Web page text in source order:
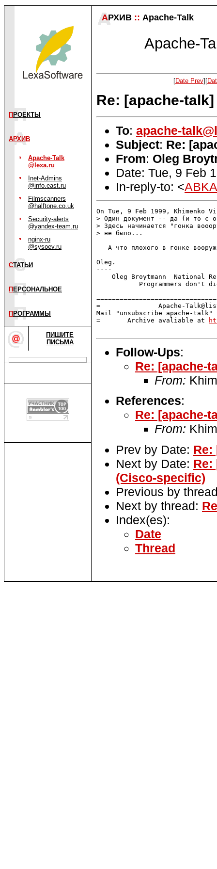
П РОЕКТЫ
АРХИВ
Apache-Talk
@lexa.ru
Inet-Admins
@info.east.ru
Filmscanners
@halftone.co.uk
Security-alerts
@yandex-team.ru
nginx-ru
@sysoev.ru
СТАТЬИ
П ЕРСОНАЛЬНОЕ
П РОГРАММЫ
ПИШИТЕ
ПИСЬМА
АРХИВ :: Apache-Talk
Apache-
[Date Prev][
Re: [apache-
To: apache-
Subject: Re:
From: Oleg
Date: Tue, 9 Feb
In-reply-to: <
On Tue, 9 Feb 1999, Khimenko
> Один документ -- да (и то с
> Здесь начинается "гонка
> не было...
А что плохого в гонке
Oleg.
----
Oleg Broytmann  National
Programmers don't
=               Apache-
Mail "unsubscribe apache-
=       Archive avaliable at
Follow-Ups:
Re: [apache-
From:
References:
Re: [apache-
From:
Prev by Date: Re:
Next by Date: Re:
(Cisco-specific)
Previous by
Next by thread:
Index(es):
Date
Thread